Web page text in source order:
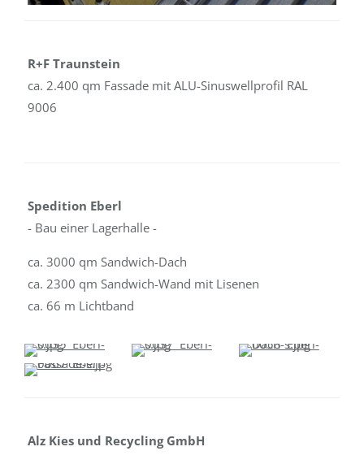
R+F Traunstein
ca. 2.400 qm Fassade mit ALU-Sinuswellprofil RAL
9006
Spedition Eberl
- Bau einer Lagerhalle -
ca. 3000 qm Sandwich-Dach
ca. 2300 qm Sandwich-Wand mit Lisenen
ca. 66 m Lichtband
Alz Kies und Recycling GmbH